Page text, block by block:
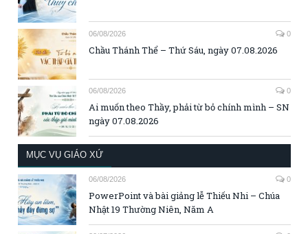
06/08/2026 0
Chầu Thánh Thể – Thứ Sáu, ngày 07.08.2026
06/08/2026 0
Ai muốn theo Thầy, phải từ bỏ chính mình – SN
ngày 07.08.2026
MỤC VỤ GIÁO XỨ
06/08/2026 0
PowerPoint và bài giảng lễ Thiếu Nhi – Chúa
Nhật 19 Thường Niên, Năm A